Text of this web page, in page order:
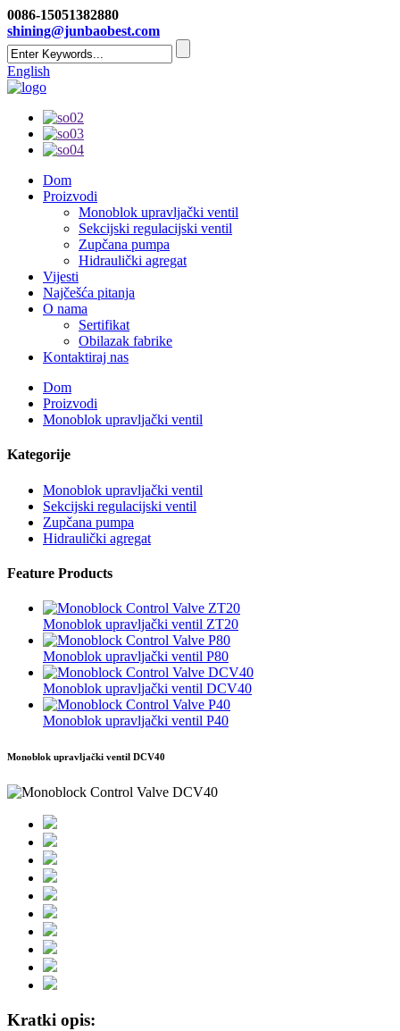
0086-15051382880
shining@junbaobest.com
English
Dom
Proizvodi
Monoblok upravljački ventil
Sekcijski regulacijski ventil
Zupčana pumpa
Hidraulički agregat
Vijesti
Najčešća pitanja
O nama
Sertifikat
Obilazak fabrike
Kontaktiraj nas
Dom
Proizvodi
Monoblok upravljački ventil
Kategorije
Monoblok upravljački ventil
Sekcijski regulacijski ventil
Zupčana pumpa
Hidraulički agregat
Feature Products
Monoblok upravljački ventil ZT20
Monoblok upravljački ventil P80
Monoblok upravljački ventil DCV40
Monoblok upravljački ventil P40
Monoblok upravljački ventil DCV40
Kratki opis: